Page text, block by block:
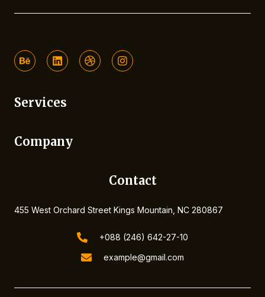
B
e
h
n
c
L
i
n
e
d
D
r
i
I
n
s
Services
Company
Contact
455 West Orchard Street Kings Mountain, NC 280867
+088 (246) 642-27-10
example@gmail.com